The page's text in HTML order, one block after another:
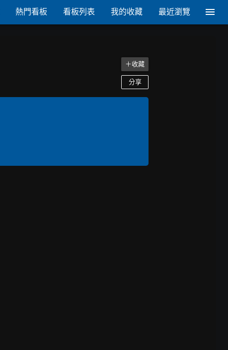
熱門看板 看板列表 我的收藏 最近瀏覽
＋收藏
分享